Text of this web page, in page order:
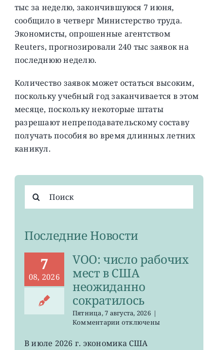
тыс за неделю, закончившуюся 7 июня,
сообщило в четверг Министерство труда.
Экономисты, опрошенные агентством
Reuters, прогнозировали 240 тыс заявок на
последнюю неделю.
Количество заявок может остаться высоким,
поскольку учебный год заканчивается в этом
месяце, поскольку некоторые штаты
разрешают непреподавательскому составу
получать пособия во время длинных летних
каникул.
поиска:
Последние Новости
7
08, 2026
VOO: число рабочих
мест в США
неожиданно
сократилось
Пятница, 7 августа, 2026 |
Комментариик
VOO:
отключены
В июле 2026 г. экономика США